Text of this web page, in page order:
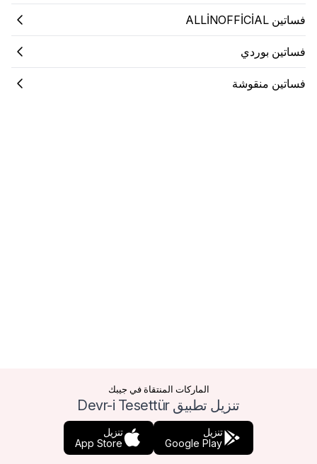
فساتين ALLİNOFFİCİAL
فساتين بوردي
فساتين منقوشة
الماركات المنتقاة في جيبك
تنزيل تطبيق Devr-i Tesettür
تنزيل
Google Play
تنزيل
App Store